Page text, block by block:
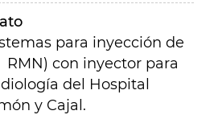
para inyección de
RMN) con inyector para
del Hospital
y Cajal.